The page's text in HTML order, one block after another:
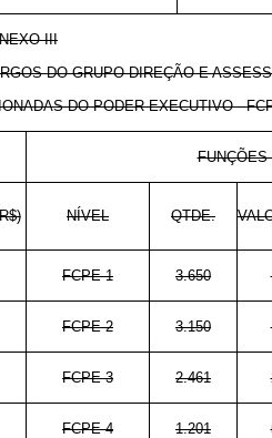
III
DO GRUPO-DIREÇÃO E
DO PODER EXECUTIVO -
FUNÇÕES
NÍVEL QTDE.
FCPE-1 3.650
FCPE-2 3.150
FCPE-3 2.461
FCPE-4 1.201